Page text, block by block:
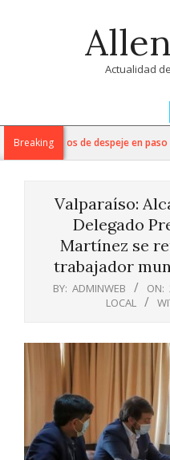
Actualidad
Navigation
MenuBreaking
trabajos de despeje en paso
Valparaíso:
Delegado
Martínez se
trabajador
BY: ADMINWEB ON:
LOCAL